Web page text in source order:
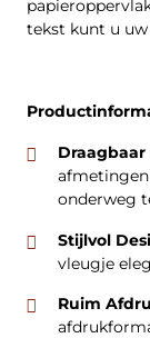
tekst kunt u
onderweg
Stijlvol
vleugje
Ruim